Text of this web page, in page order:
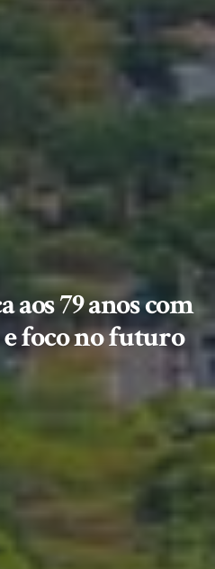
79 anos com
foco no futuro